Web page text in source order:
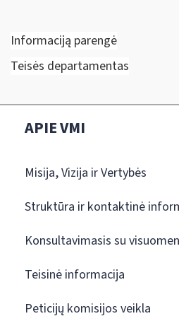
Informaciją parengė
Teisės departamentas
APIE VMI
Misija, Vizija ir Vertybės
Struktūra ir kontaktinė
Konsultavimasis su
Teisinė informacija
Peticijų komisijos veikla